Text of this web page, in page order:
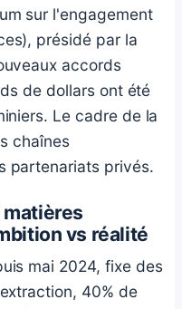
sur l'engagement
présidé par la
accords
de dollars ont été
Le cadre de la
chaînes
partenariats privés.
vs réalité
mai 2024, fixe des
40% de